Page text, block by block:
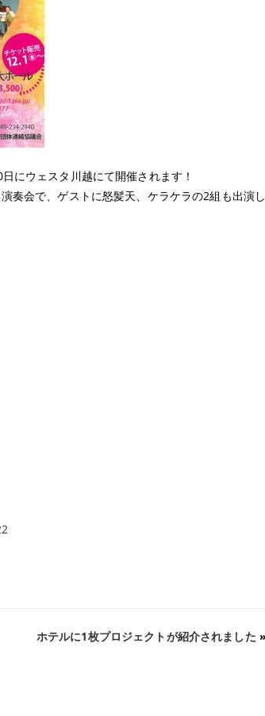
にウェスタ川越にて開催されます！
奏会で、ゲストに怒髪天、ケラケラの2組も出演
ホテルに1枚プロジェクトが紹介されました